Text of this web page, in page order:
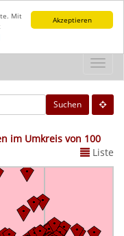
Akzeptieren
Mit
Suchen
im Umkreis von 100
Liste